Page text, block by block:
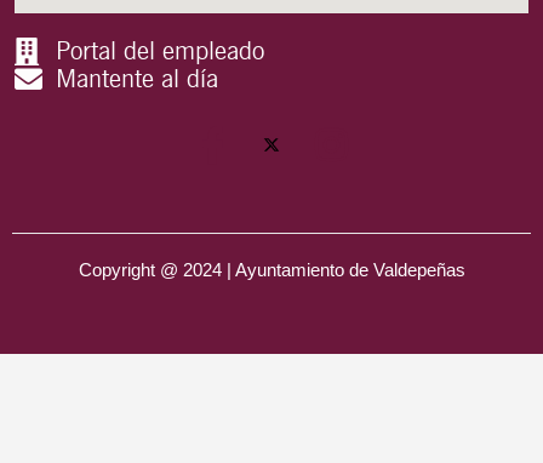
Portal del empleado
Mantente al día
Copyright @ 2024 | Ayuntamiento de Valdepeñas